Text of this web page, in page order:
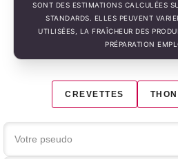
SONT DES ESTIMATIONS CALCULÉES
STANDARDS. ELLES PEUVENT
UTILISÉES, LA FRAÎCHEUR DES
PRÉPARATION
CREVETTES THON